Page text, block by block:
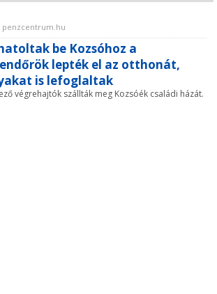
penzcentrum.hu
be Kozsóhoz a
lepték el az otthonát,
is lefoglaltak
végrehajtók szállták meg Kozsóék családi házát.